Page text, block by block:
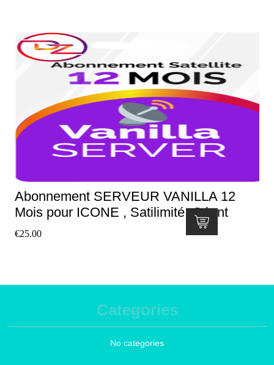
Abonnement SERVEUR VANILLA 12
Mois pour ICONE , Satilimité, Géant
€25.00
Categories
No categories